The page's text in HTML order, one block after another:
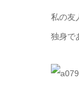
私の友
独身で